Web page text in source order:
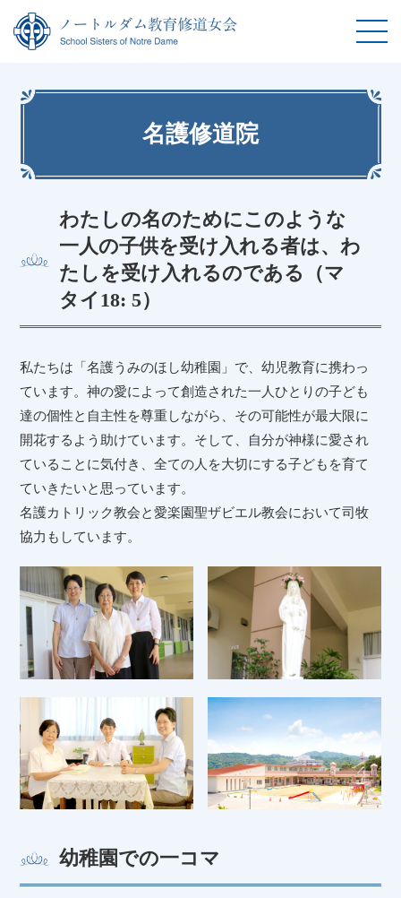
名護修道院
わたしの名のためにこのような
一人の子供を受け入れる者は、わ
たしを受け入れるのである（マ
タイ18: 5）
私たちは「名護うみのほし幼稚園」で、幼児教育に携わっ
ています。神の愛によって創造された一人ひとりの子ども
達の個性と自主性を尊重しながら、その可能性が最大限に
開花するよう助けています。そして、自分が神様に愛され
ていることに気付き、全ての人を大切にする子どもを育て
ていきたいと思っています。
名護カトリック教会と愛楽園聖ザビエル教会において司牧
協力もしています。
幼稚園での一コマ